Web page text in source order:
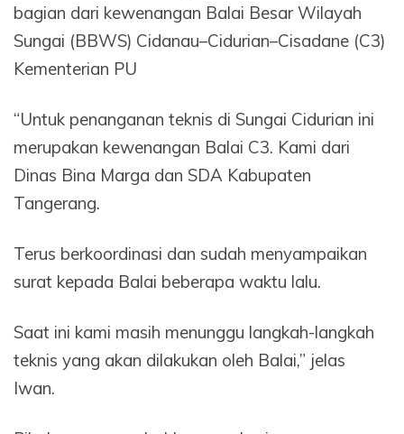
bagian dari kewenangan Balai Besar Wilayah
Sungai (BBWS) Cidanau–Cidurian–Cisadane (C3)
Kementerian PU
“Untuk penanganan teknis di Sungai Cidurian ini
merupakan kewenangan Balai C3. Kami dari
Dinas Bina Marga dan SDA Kabupaten
Tangerang.
Terus berkoordinasi dan sudah menyampaikan
surat kepada Balai beberapa waktu lalu.
Saat ini kami masih menunggu langkah-langkah
teknis yang akan dilakukan oleh Balai,” jelas
Iwan.